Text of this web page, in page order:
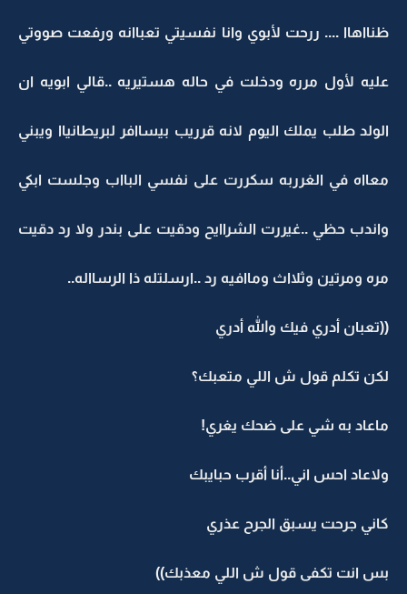
ظنااهاا .... ررحت لأبوي وانا نفسيتي تعباانه ورفعت صووتي
عليه لأول مرره ودخلت في حاله هستيريه ..قالي ابويه ان
الولد طلب يملك اليوم لانه قرريب بيساافر لبريطانياا ويبني
معااه في الغرربه سكررت على نفسي البااب وجلست ابكي
واندب حظي ..غيررت الشراايح ودقيت على بندر ولا رد دقيت
مره ومرتين وثلااث وماافيه رد ..ارسلتله ذا الرسااله..
((تعبان أدري فيك والله أدري
لكن تكلم قول ش اللي متعبك؟
ماعاد به شي على ضحك يغري!
ولاعاد احس اني..أنا أقرب حبايبك
كاني جرحت يسبق الجرح عذري
بس انت تكفى قول ش اللي معذبك))